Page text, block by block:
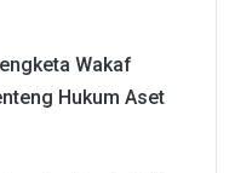
Wakaf
Hukum Aset